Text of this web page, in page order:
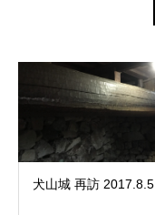
犬山城 再訪 2017.8.5